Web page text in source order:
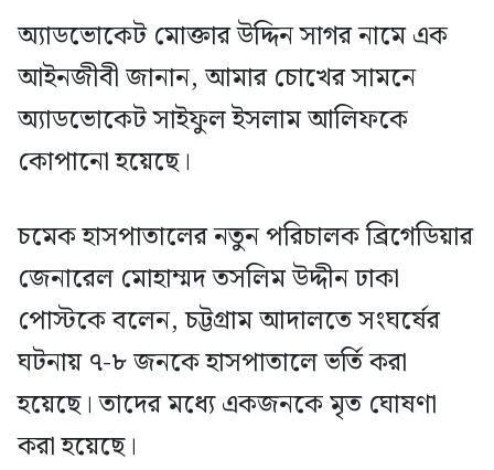
অ্যাডভোকেট মোক্তার উদ্দিন সাগর নামে এক
আইনজীবী জানান, আমার চোখের সামনে
অ্যাডভোকেট সাইফুল ইসলাম আলিফকে
কোপানো হয়েছে।
চমেক হাসপাতালের নতুন পরিচালক ব্রিগেডিয়ার
জেনারেল মোহাম্মদ তসলিম উদ্দীন ঢাকা
পোস্টকে বলেন, চট্টগ্রাম আদালতে সংঘর্ষের
ঘটনায় ৭-৮ জনকে হাসপাতালে ভর্তি করা
হয়েছে। তাদের মধ্যে একজনকে মৃত ঘোষণা
করা হয়েছে।